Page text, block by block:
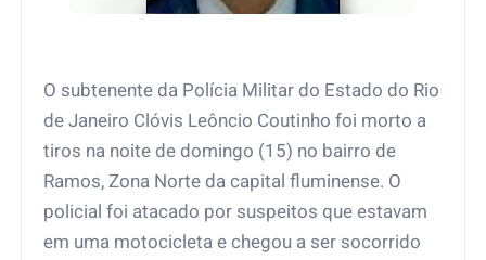
O subtenente da Polícia Militar do Estado do Rio
de Janeiro Clóvis Leôncio Coutinho foi morto a
tiros na noite de domingo (15) no bairro de
Ramos, Zona Norte da capital fluminense. O
policial foi atacado por suspeitos que estavam
em uma motocicleta e chegou a ser socorrido